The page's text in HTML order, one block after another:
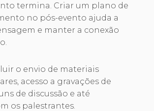
termina. Criar um plano de
no pós-evento ajuda a
e manter a conexão
o envio de materiais
acesso a gravações de
de discussão e até
os palestrantes.